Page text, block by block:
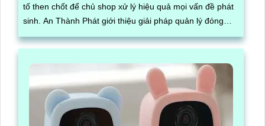
tố then chốt để chủ shop xử lý hiệu quả mọi vấn đề phát
sinh. An Thành Phát giới thiệu giải pháp quản lý đóng
hàng bằng phần mềm trên máy tính kết hợp camera soi
mã vận đơn, nâng cao độ chính xác và hiệu quả trong
quy trình quản lý